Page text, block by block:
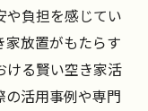
や負担を感じてい
家放置がもたらす
ける賢い空き家活
の活用事例や専門